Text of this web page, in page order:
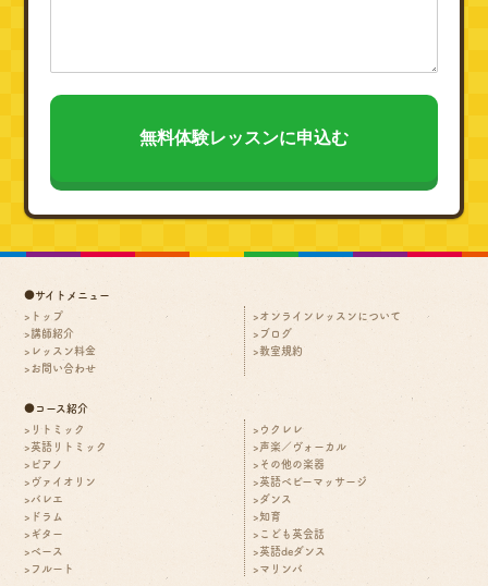
●サイトメニュー
トップ
講師紹介
レッスン料金
お問い合わせ
オンラインレッスンについて
ブログ
教室規約
●コース紹介
リトミック
英語リトミック
ピアノ
ヴァイオリン
バレエ
ドラム
ギター
ベース
フルート
ウクレレ
声楽／ヴォーカル
その他の楽器
英語ベビーマッサージ
ダンス
知育
こども英会話
英語deダンス
マリンバ